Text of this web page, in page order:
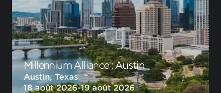
Millennium Alliance : Austin
Austin, Texas
18 août 2026-19 août 2026